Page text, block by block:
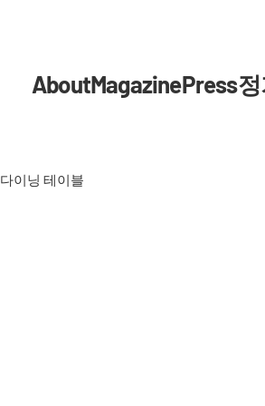
AboutMagazinePress
다이닝 테이블